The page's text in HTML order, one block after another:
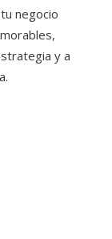
negocio
y a